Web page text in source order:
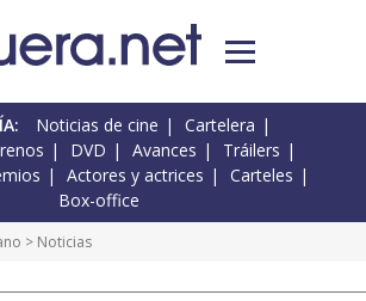
Noticias de cine
Cartelera
DVD Avances
Tráilers
Actores y actrices
Carteles
Box-office
> Noticias